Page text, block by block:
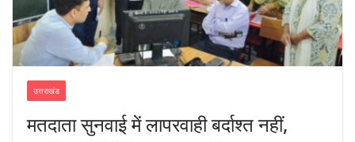
उत्तराखंड
मतदाता सुनवाई में लापरवाही बर्दाश्त नहीं,